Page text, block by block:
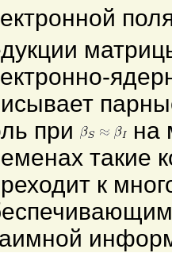
при
на
такие
к